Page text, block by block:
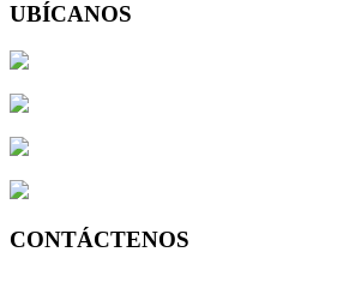
UBÍCANOS
CONTÁCTENOS